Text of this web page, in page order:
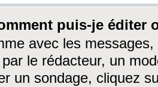
puis-je éditer
avec les
le rédacteur, un
un sondage, cliquez